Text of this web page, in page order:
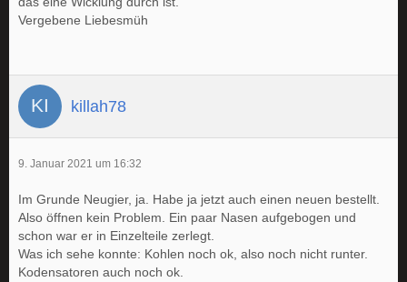
Vergebene Liebesmüh
killah78
9. Januar 2021 um 16:32
Im Grunde Neugier, ja. Habe ja jetzt auch einen neuen bestellt.
Also öffnen kein Problem. Ein paar Nasen aufgebogen und
schon war er in Einzelteile zerlegt.
Was ich sehe konnte: Kohlen noch ok, also noch nicht runter.
Kodensatoren auch noch ok.